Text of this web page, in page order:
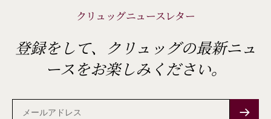
クリュッグニュースレター
登録をして、クリュッグの最新ニュ
ースをお楽しみください。
メ